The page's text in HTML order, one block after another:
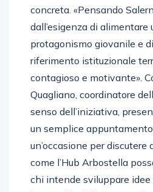
concreta. «Pensando
dall’esigenza di alimentare
protagonismo giovanile e
riferimento istituzionale
contagioso e motivante».
Quagliano, coordinatore
senso dell’iniziativa,
un semplice
un’occasione per discutere
come l’Hub Arbostella
chi intende sviluppare idee